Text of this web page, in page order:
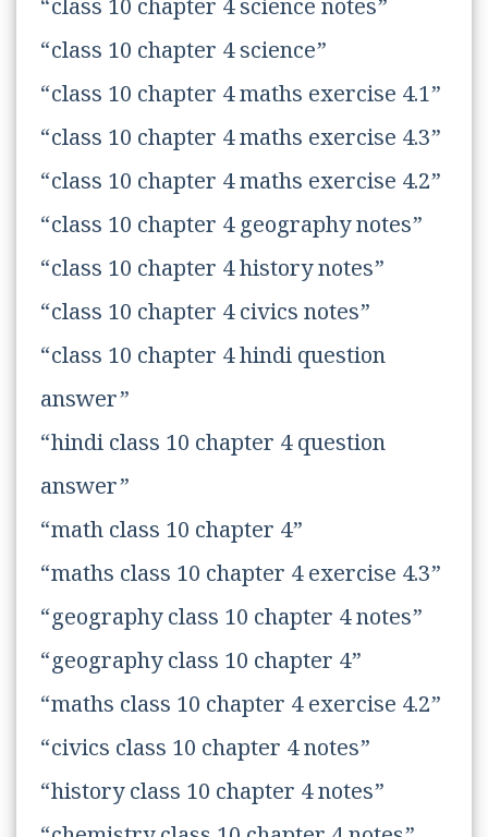
“class 10 chapter 4 science notes”
“class 10 chapter 4 science”
“class 10 chapter 4 maths exercise 4.1”
“class 10 chapter 4 maths exercise 4.3”
“class 10 chapter 4 maths exercise 4.2”
“class 10 chapter 4 geography notes”
“class 10 chapter 4 history notes”
“class 10 chapter 4 civics notes”
“class 10 chapter 4 hindi question
answer”
“hindi class 10 chapter 4 question
answer”
“math class 10 chapter 4”
“maths class 10 chapter 4 exercise 4.3”
“geography class 10 chapter 4 notes”
“geography class 10 chapter 4”
“maths class 10 chapter 4 exercise 4.2”
“civics class 10 chapter 4 notes”
“history class 10 chapter 4 notes”